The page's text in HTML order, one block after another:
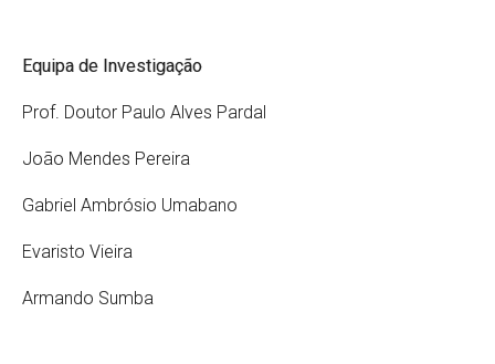
Equipa de Investigação
Prof. Doutor Paulo Alves Pardal
João Mendes Pereira
Gabriel Ambrósio Umabano
Evaristo Vieira
Armando Sumba